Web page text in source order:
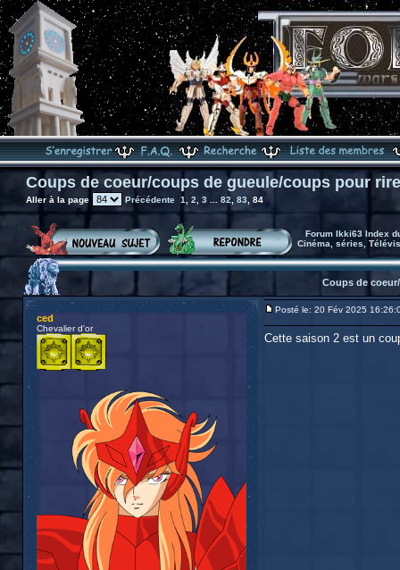
Coups de coeur/coups de gueule/coups pour rire
Aller à la page Précédente 1 2 3 82 83 84
Forum Ikki63 Index
Cinéma, séries,
Coups de
ced
Chevalier d'or
Posté le: 20 Fév 2025
Cette saison 2 est un